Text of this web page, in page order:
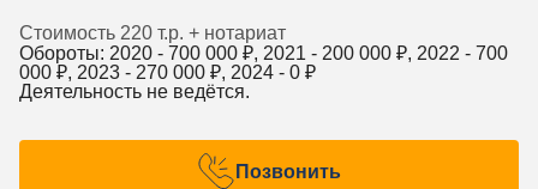
Стоимость 220 т.р. + нотариат
Обороты: 2020 - 700 000 ₽, 2021 - 200 000 ₽, 2022 - 700
000 ₽, 2023 - 270 000 ₽, 2024 - 0 ₽
Деятельность не ведётся.
Позвонить